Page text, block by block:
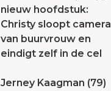
nieuw hoofdstuk:
Christy sloopt camera
van buurvrouw en
eindigt zelf in de cel
Jerney Kaagman (79)